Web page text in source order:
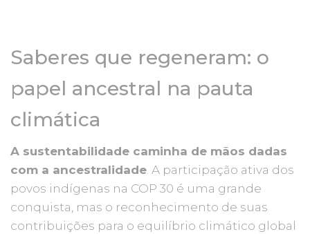
Saberes que regeneram: o
papel ancestral na pauta
climática
A sustentabilidade caminha de mãos dadas
com a ancestralidade. A participação ativa dos
povos indígenas na COP 30 é uma grande
conquista, mas o reconhecimento de suas
contribuições para o equilíbrio climático global